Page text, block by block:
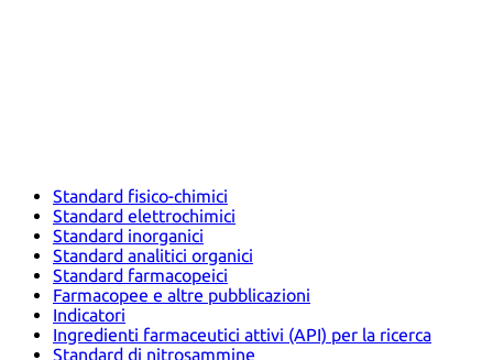
Standard fisico-chimici
Standard elettrochimici
Standard inorganici
Standard analitici organici
Standard farmacopeici
Farmacopee e altre pubblicazioni
Indicatori
Ingredienti farmaceutici attivi (API) per la ricerca
Standard di nitrosammine